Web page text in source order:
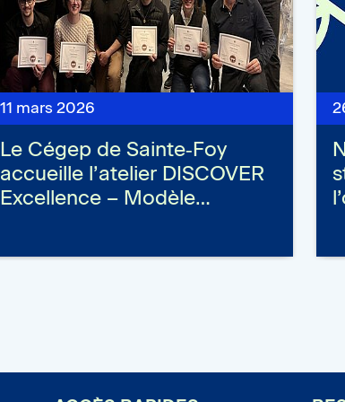
11 mars 2026
Le Cégep de Sainte‑Foy
accueille l’atelier DISCOVER
Excellence – Modèle…